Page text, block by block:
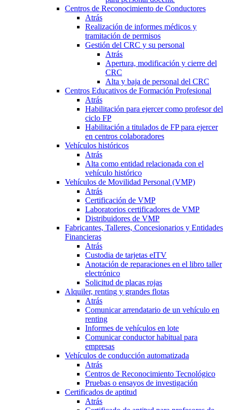
Centros de Reconocimiento de Conductores
Atrás
Realización de informes médicos y
tramitación de permisos
Gestión del CRC y su personal
Atrás
Apertura, modificación y cierre del
CRC
Alta y baja de personal del CRC
Centros Educativos de Formación Profesional
Atrás
Habilitación para ejercer como profesor del
ciclo FP
Habilitación a titulados de FP para ejercer
en centros colaboradores
Vehículos históricos
Atrás
Alta como entidad relacionada con el
vehículo histórico
Vehículos de Movilidad Personal (VMP)
Atrás
Certificación de VMP
Laboratorios certificadores de VMP
Distribuidores de VMP
Fabricantes, Talleres, Concesionarios y Entidades
Financieras
Atrás
Custodia de tarjetas eITV
Anotación de reparaciones en el libro taller
electrónico
Solicitud de placas rojas
Alquiler, renting y grandes flotas
Atrás
Comunicar arrendatario de un vehículo en
renting
Informes de vehículos en lote
Comunicar conductor habitual para
empresas
Vehículos de conducción automatizada
Atrás
Centros de Reconocimiento Tecnológico
Pruebas o ensayos de investigación
Certificados de aptitud
Atrás